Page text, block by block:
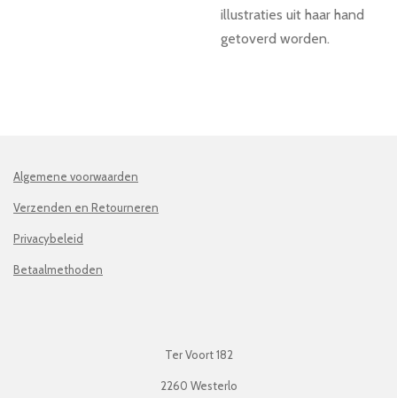
illustraties uit haar hand
getoverd worden.
Algemene voorwaarden
Verzenden en Retourneren
Privacybeleid
Betaalmethoden
Ter Voort 182
2260 Westerlo